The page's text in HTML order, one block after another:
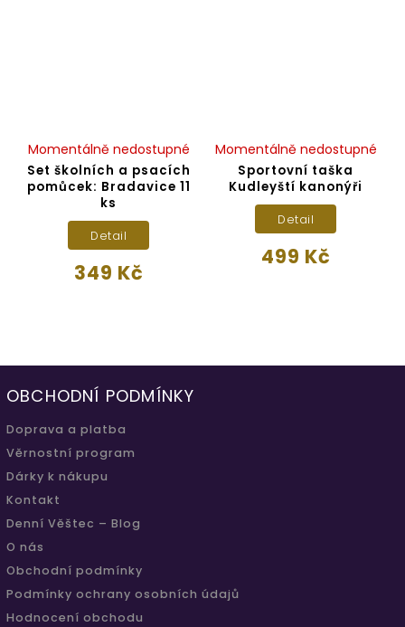
Set školních a psacích
pomůcek: Bradavice 11
ks
Momentálně nedostupné
349 Kč
Detail
Sportovní taška
Kudleyští kanonýři
Momentálně nedostupné
499 Kč
Detail
OBCHODNÍ PODMÍNKY
Doprava a platba
Věrnostní program
Dárky k nákupu
Kontakt
Denní Věštec – Blog
O nás
Obchodní podmínky
Podmínky ochrany osobních údajů
Hodnocení obchodu